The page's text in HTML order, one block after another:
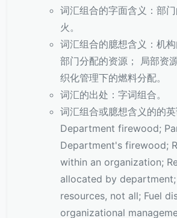
词汇组合的字面含义：部
火。
词汇组合的臆想含义：机
部门分配的资源； 局部资
织化管理下的燃料分配。
词汇的出处：字词组合。
词汇组合或臆想含义的的英
Department firewood;
Department's firewood;
within an organization;
allocated by
resources, not all; Fuel
organizational